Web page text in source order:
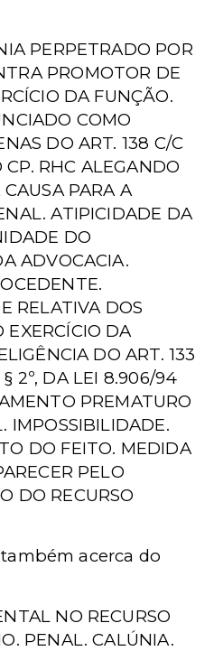
PERPETRADO POR
PROMOTOR DE
DA FUNÇÃO.
COMO
DO ART. 138 C/C
CP. RHC ALEGANDO
PARA A
ATIPICIDADE DA
DO
ADVOCACIA.
RELATIVA DOS
EXERCÍCIO DA
DO ART. 133
§ 2º, DA LEI 8.906/94
PREMATURO
IMPOSSIBILIDADE.
DO FEITO. MEDIDA
PELO
DO RECURSO
acerca do
NO RECURSO
PENAL. CALÚNIA.